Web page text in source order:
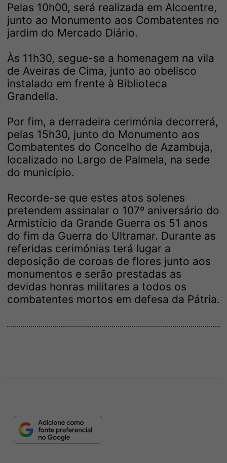
Pelas 10h00, será realizada em Alcoentre,
junto ao Monumento aos Combatentes no
jardim do Mercado Diário.
Às 11h30, segue-se a homenagem na vila
de Aveiras de Cima, junto ao obelisco
instalado em frente à Biblioteca
Grandella.
Por fim, a derradeira cerimónia decorrerá,
pelas 15h30, junto do Monumento aos
Combatentes do Concelho de Azambuja,
localizado no Largo de Palmela, na sede
do município.
Recorde-se que estes atos solenes
pretendem assinalar o 107º aniversário do
Armistício da Grande Guerra os 51 anos
do fim da Guerra do Ultramar. Durante as
referidas cerimónias terá lugar a
deposição de coroas de flores junto aos
monumentos e serão prestadas as
devidas honras militares a todos os
combatentes mortos em defesa da Pátria.